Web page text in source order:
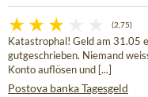
(2,75)
Katastrophal! Geld am 31.05
gutgeschrieben. Niemand
Konto auflösen und [...]
Postova banka Tagesgeld